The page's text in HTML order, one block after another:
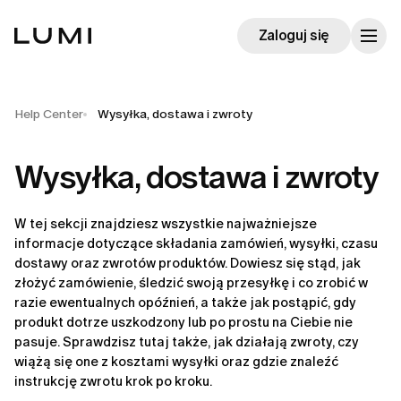
Zaloguj się
Help Center Wysyłka, dostawa i zwroty
Wysyłka, dostawa i zwroty
W tej sekcji znajdziesz wszystkie najważniejsze
informacje dotyczące składania zamówień, wysyłki, czasu
dostawy oraz zwrotów produktów. Dowiesz się stąd, jak
złożyć zamówienie, śledzić swoją przesyłkę i co zrobić w
razie ewentualnych opóźnień, a także jak postąpić, gdy
produkt dotrze uszkodzony lub po prostu na Ciebie nie
pasuje. Sprawdzisz tutaj także, jak działają zwroty, czy
wiążą się one z kosztami wysyłki oraz gdzie znaleźć
instrukcję zwrotu krok po kroku.